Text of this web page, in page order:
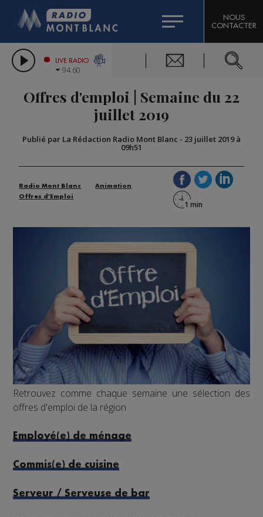
LES CHRONIQUES DE L'EXPERT
CITIZEN MACHINERY
GRAND MASSIF DOMAINES SKIABLES
BIGARD
COMPAGNIE DU MONT-BLANC
NOUS
CONTACTER
LIVE RADIO
94.60
Offres d'emploi | Semaine du 22
juillet 2019
Publié par La Rédaction Radio Mont Blanc - 23 juillet 2019 à
09h51
Radio Mont Blanc
Animation
Offres d'Emploi
Retrouvez comme chaque semaine une sélection des
offres d'emploi de la région
Employé(e) de ménage
Commis(e) de cuisine
Serveur / Serveuse de bar